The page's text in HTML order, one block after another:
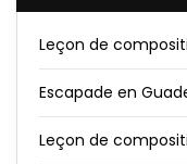
Leçon de
Escapade en
Leçon de